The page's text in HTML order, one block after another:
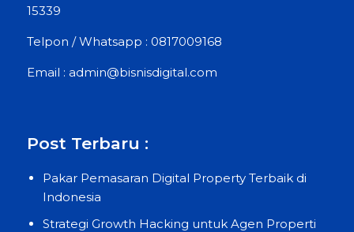
15339
Telpon / Whatsapp : 0817009168
Email : admin@bisnisdigital.com
Post Terbaru :
Pakar Pemasaran Digital Property Terbaik di
Indonesia
Strategi Growth Hacking untuk Agen Properti